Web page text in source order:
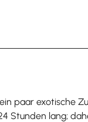
paar exotische
Stunden lang;